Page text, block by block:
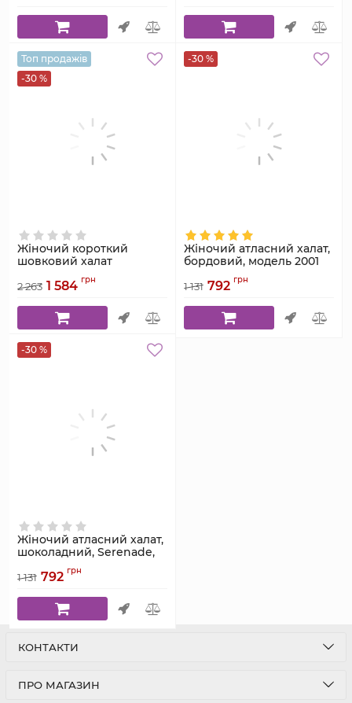
Топ продажів
-30 %
Жіночий короткий
шовковий халат
Serenade, модель 110
2 263 1 584 грн
-30 %
Жіночий атласний халат,
бордовий, модель 2001
2001
1 131 792 грн
-30 %
Жіночий атласний халат,
шоколадний, Serenade,
Артикул:441
1 131 792 грн
КОНТАКТИ
ПРО МАГАЗИН